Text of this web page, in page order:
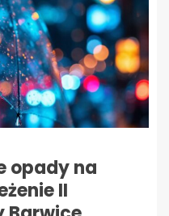
opady na
II